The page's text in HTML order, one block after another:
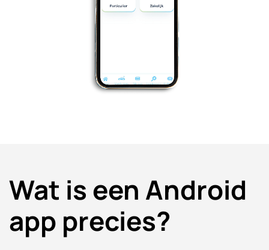
Wat is een Android
app precies?